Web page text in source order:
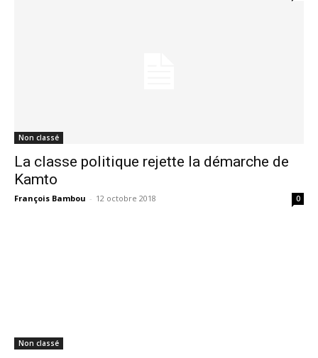
Non classé
La classe politique rejette la démarche de
Kamto
François Bambou - 12 octobre 2018 0
Non classé